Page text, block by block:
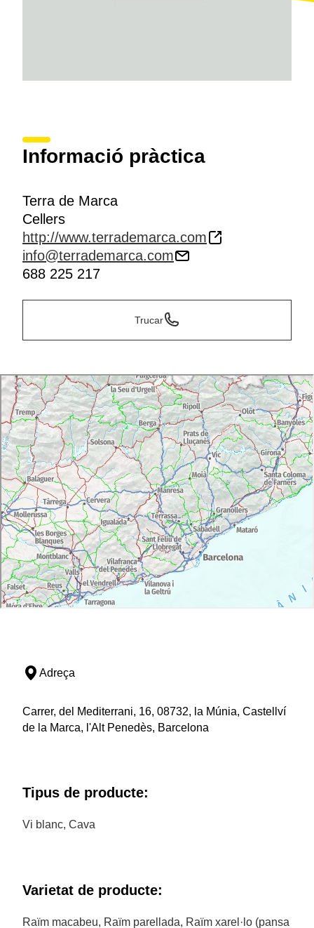
Informació pràctica
Terra de Marca
Cellers
http://www.terrademarca.com
info@terrademarca.com
688 225 217
Trucar
Adreça
Carrer, del Mediterrani, 16, 08732, la Múnia, Castellví
de la Marca, l'Alt Penedès, Barcelona
Tipus de producte:
Vi blanc, Cava
Varietat de producte:
Raïm macabeu, Raïm parellada, Raïm xarel·lo (pansa